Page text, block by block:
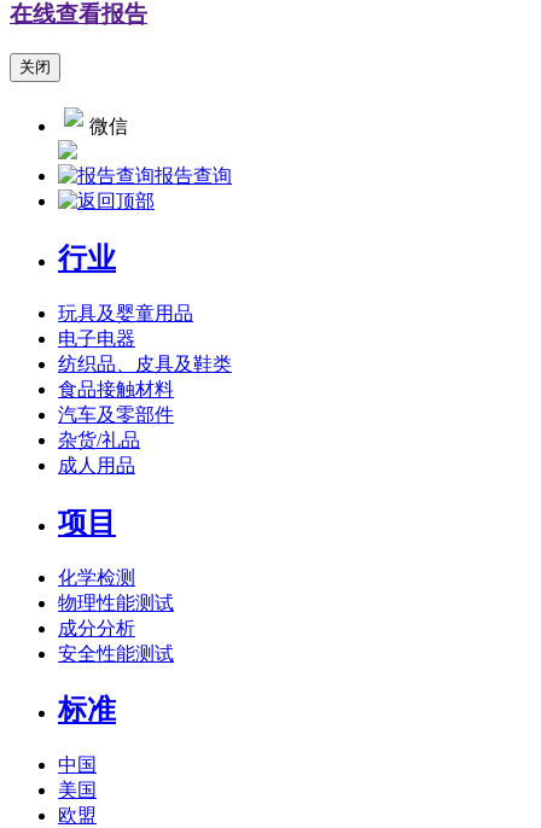
在线查看报告
关闭
微信
报告查询
行业
玩具及婴童用品
电子电器
纺织品、皮具及鞋类
食品接触材料
汽车及零部件
杂货/礼品
成人用品
项目
化学检测
物理性能测试
成分分析
安全性能测试
标准
中国
美国
欧盟